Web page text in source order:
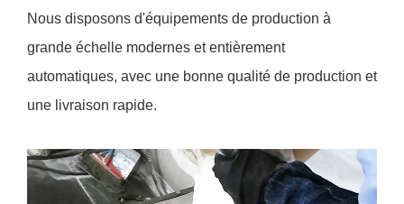
Nous disposons d'équipements de production à
grande échelle modernes et entièrement
automatiques, avec une bonne qualité de production et
une livraison rapide.